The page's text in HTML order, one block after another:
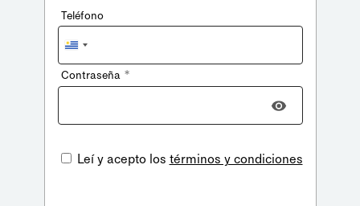
Teléfono
Uruguay
+598
Contraseña *
Leí y acepto los términos y condiciones